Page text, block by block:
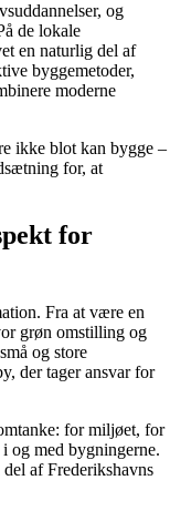
og
de lokale
en naturlig del af
byggemetoder,
moderne
ikke blot kan bygge –
for, at
for
Fra at være en
grøn omstilling og
og store
der tager ansvar for
for miljøet, for
og med bygningerne.
af Frederikshavns